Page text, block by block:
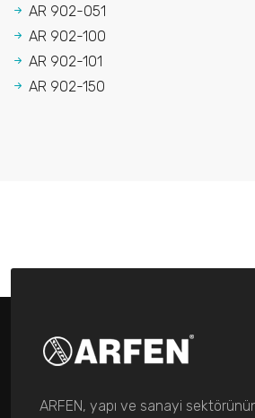
AR 902-051
AR 902-100
AR 902-101
AR 902-150
ARFEN, yapı ve sanayi